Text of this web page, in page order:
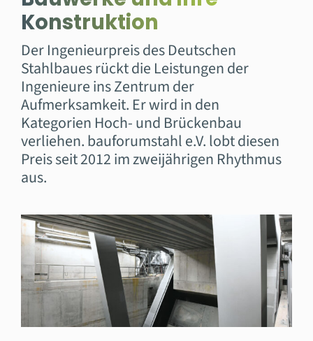
Konstruktion
Der Ingenieurpreis des Deutschen
Stahlbaues rückt die Leistungen der
Ingenieure ins Zentrum der
Aufmerksamkeit. Er wird in den
Kategorien Hoch- und Brückenbau
verliehen. bauforumstahl e.V. lobt diesen
Preis seit 2012 im zweijährigen Rhythmus
aus.